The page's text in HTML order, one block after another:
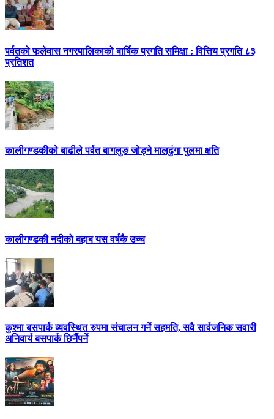
पर्वतको फलेवास नगरपालिकाको बार्षिक प्रगति समिक्षा : वित्तिय प्रगति ८३
प्रतिशत
कालीगण्डकीको बाढीले पर्वत बागलुङ जोड्ने मालढुंगा पुलमा क्षति
कालीगण्डकी नदीको बहाब यस वर्षकै उच्च
कुश्मा बसपार्क व्यवस्थित रुपमा संचालन गर्ने सहमति, सवै सार्वजनिक सवारी
अनिवार्य बसपार्क छिर्नैपर्ने